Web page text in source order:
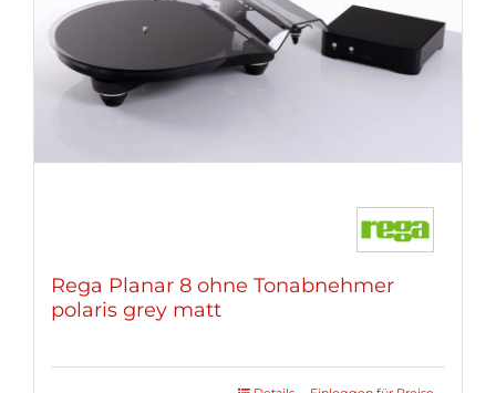
Rega Planar 8 ohne Tonabnehmer
polaris grey matt